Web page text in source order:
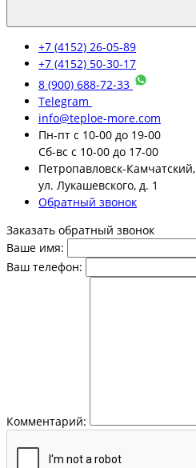
+7 (4152) 26-05-89
+7 (4152) 50-30-17
8 (900) 688-72-33
Telegram
info@teploe-more.com
Пн-пт с 10-00 до 19-00
Сб-вс с 10-00 до 17-00
Петропавловск-Камчатский,
ул. Лукашевского, д. 1
Обратный звонок
Заказать обратный звонок
Ваше имя:
Ваш телефон:
Комментарий: